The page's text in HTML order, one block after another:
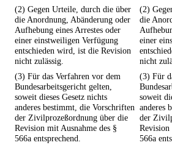
(2) Gegen Urteile, durch die über
die Anordnung, Abänderung oder
Aufhebung eines Arrestes oder
einer einstweiligen Verfügung
entschieden wird, ist die Revision
nicht zulässig.
(2)
die
einer
nicht
(3) Für das Verfahren vor dem
Bundesarbeitsgericht gelten,
soweit dieses Gesetz nichts
anderes bestimmt, die Vorschriften
der Zivilprozeßordnung über die
Revision mit Ausnahme des §
566a entsprechend.
(3) Für
soweit
anderes
der
Revision
566a